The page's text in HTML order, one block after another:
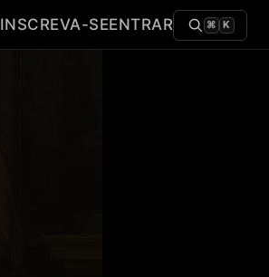
INSCREVA-SEENTRAR ⌘ K